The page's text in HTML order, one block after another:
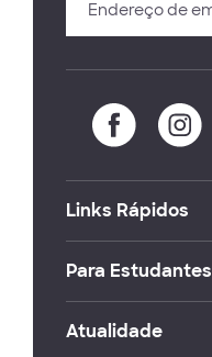
Links Rápidos
Para Estudantes
Atualidade